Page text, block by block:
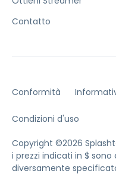
Contatto
Conformità
Condizioni d'uso
Copyright ©2026
i prezzi indicati in $ sono
diversamente